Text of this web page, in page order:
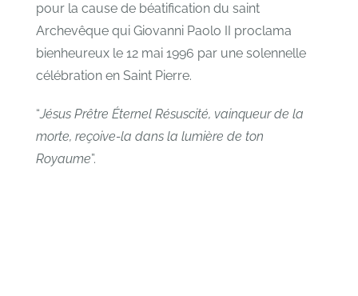
pour la cause de béatification du saint
Archevêque qui Giovanni Paolo II proclama
bienheureux le 12 mai 1996 par une solennelle
célébration en Saint Pierre.
“Jésus Prêtre Éternel Résuscité, vainqueur de la
morte, reçoive-la dans la lumière de ton
Royaume”.